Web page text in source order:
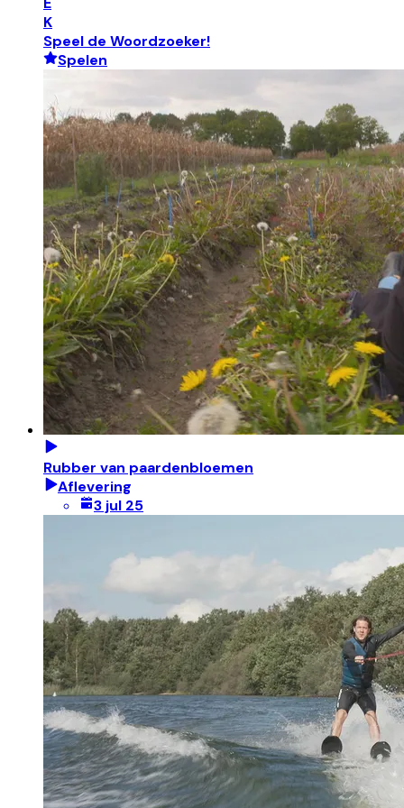
K
Speel de Woordzoeker!
Spelen
Rubber van paardenbloemen
Aflevering
3 jul 25